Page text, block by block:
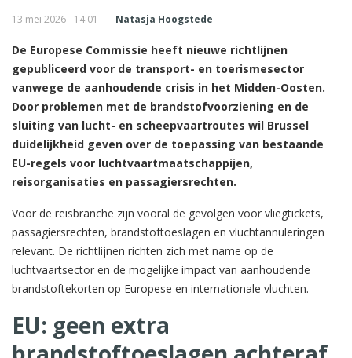
13 mei 2026 - 14:01 Natasja Hoogstede
De Europese Commissie heeft nieuwe richtlijnen
gepubliceerd voor de transport- en toerismesector
vanwege de aanhoudende crisis in het Midden-Oosten.
Door problemen met de brandstofvoorziening en de
sluiting van lucht- en scheepvaartroutes wil Brussel
duidelijkheid geven over de toepassing van bestaande
EU-regels voor luchtvaartmaatschappijen,
reisorganisaties en passagiersrechten.
Voor de reisbranche zijn vooral de gevolgen voor vliegtickets,
passagiersrechten, brandstoftoeslagen en vluchtannuleringen
relevant. De richtlijnen richten zich met name op de
luchtvaartsector en de mogelijke impact van aanhoudende
brandstoftekorten op Europese en internationale vluchten.
EU: geen extra